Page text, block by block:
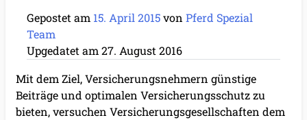
Gepostet am 15. April 2015von Pferd Spezial
Team
Upgedatet am27. August 2016
Mit dem Ziel, Versicherungsnehmern günstige
Beiträge und optimalen Versicherungsschutz zu
bieten, versuchen Versicherungsgesellschaften dem